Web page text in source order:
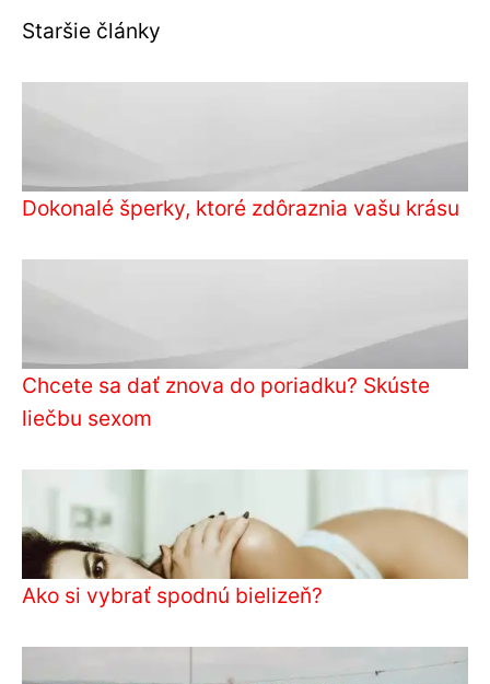
Staršie články
Dokonalé šperky, ktoré zdôraznia vašu krásu
Chcete sa dať znova do poriadku? Skúste
liečbu sexom
Ako si vybrať spodnú bielizeň?